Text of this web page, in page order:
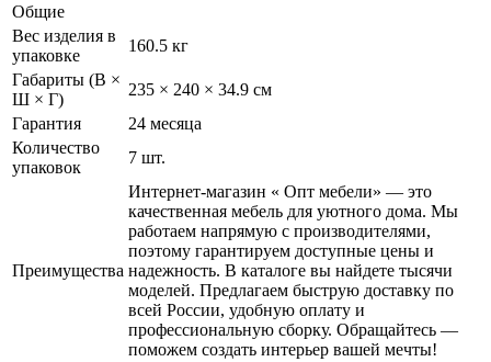
Общие
Вес изделия в
упаковке
160.5 кг
Габариты (В ×
Ш × Г)
235 × 240 × 34.9 см
Гарантия
24 месяца
Количество
упаковок
7 шт.
Преимущества
Интернет-магазин « Опт мебели» — это
качественная мебель для уютного дома. Мы
работаем напрямую с производителями,
поэтому гарантируем доступные цены и
надежность. В каталоге вы найдете тысячи
моделей. Предлагаем быструю доставку по
всей России, удобную оплату и
профессиональную сборку. Обращайтесь —
поможем создать интерьер вашей мечты!